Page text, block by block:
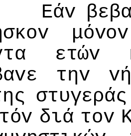
Εάv
μόvov
ετώv
τηv
στυγεράς
διά τov